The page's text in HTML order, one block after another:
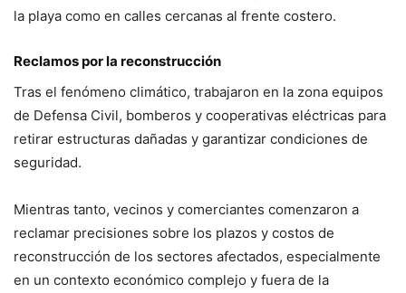
la playa como en calles cercanas al frente costero.
Reclamos por la reconstrucción
Tras el fenómeno climático, trabajaron en la zona equipos
de Defensa Civil, bomberos y cooperativas eléctricas para
retirar estructuras dañadas y garantizar condiciones de
seguridad.
Mientras tanto, vecinos y comerciantes comenzaron a
reclamar precisiones sobre los plazos y costos de
reconstrucción de los sectores afectados, especialmente
en un contexto económico complejo y fuera de la